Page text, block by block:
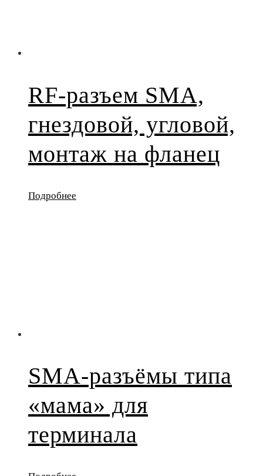
RF-разъем SMA,
гнездовой, угловой,
монтаж на фланец
Подробнее
SMA-разъёмы типа
«мама» для
терминала